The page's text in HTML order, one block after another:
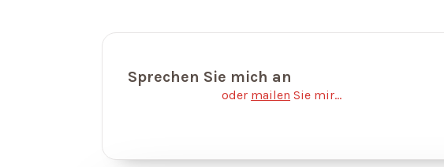
Sprechen Sie mich an
oder mailen Sie mir...